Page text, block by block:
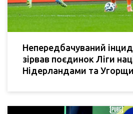
Непередбачуваний
зірвав поєдинок Ліги
Нідерландами та